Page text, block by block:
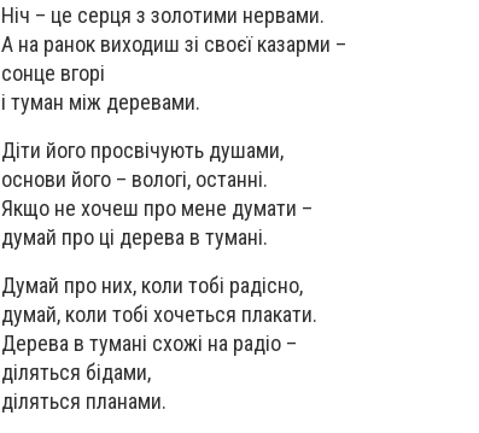
Ніч – це серця з золотими нервами.
А на ранок виходиш зі своєї казарми –
сонце вгорі
і туман між деревами.
Діти його просвічують душами,
основи його – вологі, останні.
Якщо не хочеш про мене думати –
думай про ці дерева в тумані.
Думай про них, коли тобі радісно,
думай, коли тобі хочеться плакати.
Дерева в тумані схожі на радіо –
діляться бідами,
діляться планами.